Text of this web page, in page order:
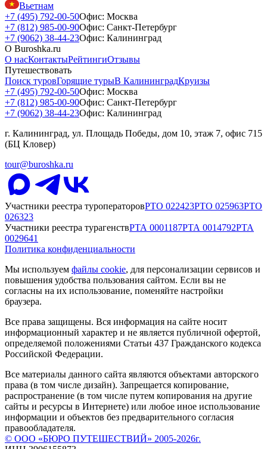
Вьетнам
+7 (495) 792-00-50Офис: Москва
+7 (812) 985-00-90Офис: Санкт-Петербург
+7 (9062) 38-44-23Офис: Калининград
О Buroshka.ru
О насКонтактыРейтингиОтзывы
Путешествовать
Поиск туровГорящие турыВ КалининградКруизы
+7 (495) 792-00-50Офис: Москва
+7 (812) 985-00-90Офис: Санкт-Петербург
+7 (9062) 38-44-23Офис: Калининград
г. Калининград, ул. Площадь Победы, дом 10, этаж 7, офис 715
(БЦ Кловер)
tour@buroshka.ru
Участники реестра туроператоровРТО 022423РТО 025963РТО
026323
Участники реестра турагенствРТА 0001187РТА 0014792РТА
0029641
Политика конфиденциальности
Мы используем файлы cookie, для персонализации сервисов и
повышения удобства пользования сайтом. Если вы не
согласны на их использование, поменяйте настройки
браузера.
Все права защищены. Вся информация на сайте носит
информационный характер и не является публичной офертой,
определяемой положениями Статьи 437 Гражданского кодекса
Российской Федерации.
Все материалы данного сайта являются объектами авторского
права (в том числе дизайн). Запрещается копирование,
распространение (в том числе путем копирования на другие
сайты и ресурсы в Интернете) или любое иное использование
информации и объектов без предварительного согласия
правообладателя.
© ООО «БЮРО ПУТЕШЕСТВИЙ» 2005-2026г.